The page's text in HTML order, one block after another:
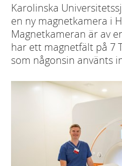
Karolinska
en ny magnetkamera i
Magnetkameran är av
har ett magnetfält på 7
som någonsin använts